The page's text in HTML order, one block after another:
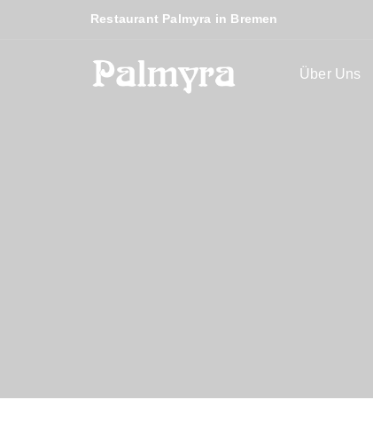
Restaurant Palmyra in Bremen
Über Uns